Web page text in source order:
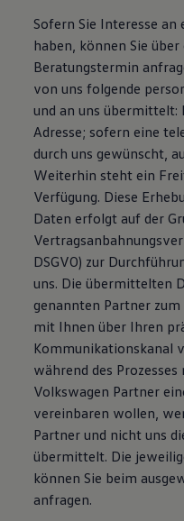
Sofern Sie Interesse an
haben, können Sie
Beratungstermin
von uns folgende
und an uns übermittelt:
Adresse; sofern eine
durch uns gewünscht,
Weiterhin steht ein
Verfügung. Diese
Daten erfolgt auf der
DSGVO) zur
uns. Die übermittelten
genannten Partner
mit Ihnen über Ihren
Kommunikationskanal
während des
Volkswagen Partner
vereinbaren wollen,
Partner und nicht uns
übermittelt. Die
können Sie beim
anfragen.